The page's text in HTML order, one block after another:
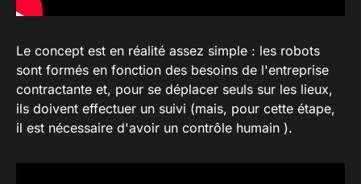
Le concept est en réalité assez simple : les robots
sont formés en fonction des besoins de l'entreprise
contractante et, pour se déplacer seuls sur les lieux,
ils doivent effectuer un suivi (mais, pour cette étape,
il est nécessaire d'avoir un contrôle humain ).